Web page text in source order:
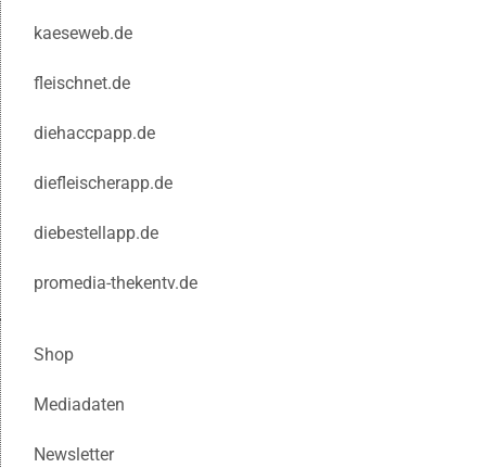
kaeseweb.de
fleischnet.de
diehaccpapp.de
diefleischerapp.de
diebestellapp.de
promedia-thekentv.de
Shop
Mediadaten
Newsletter